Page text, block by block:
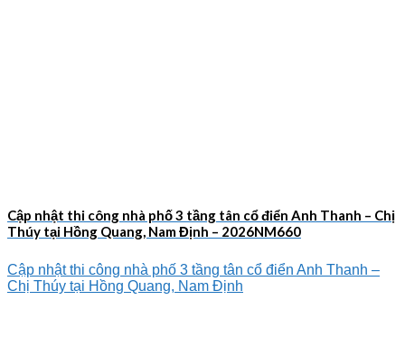
Cập nhật thi công nhà phố 3 tầng tân cổ điển Anh Thanh – Chị
Thúy tại Hồng Quang, Nam Định – 2026NM660
Cập nhật thi công nhà phố 3 tầng tân cổ điển Anh Thanh –
Chị Thúy tại Hồng Quang, Nam Định